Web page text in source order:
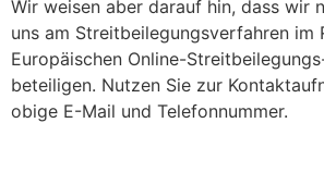
Wir weisen aber darauf hin, dass wir
uns am Streitbeilegungsverfahren im
Europäischen Online-
beteiligen. Nutzen Sie zur
obige E-Mail und Telefonnummer.